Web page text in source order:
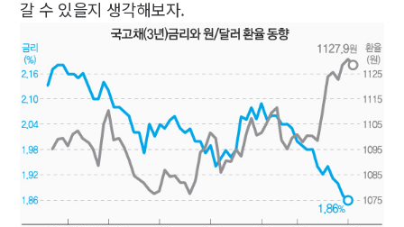
갈 수 있을지 생각해보자.